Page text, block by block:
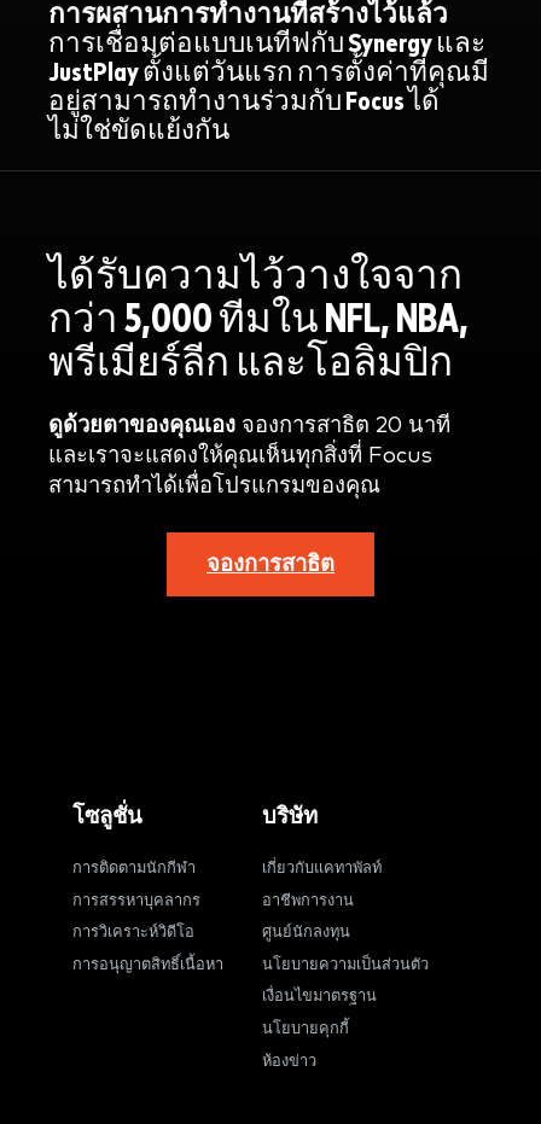
การผสานการทำงานที่สร้างไว้แล้ว
การเชื่อมต่อแบบเนทีฟกับ Synergy และ
JustPlay ตั้งแต่วันแรก การตั้งค่าที่คุณมี
อยู่สามารถทำงานร่วมกับ Focus ได้
ไม่ใช่ขัดแย้งกัน
ได้รับความไว้วางใจจาก
กว่า 5,000 ทีมใน NFL, NBA,
พรีเมียร์ลีก และโอลิมปิก
ดูด้วยตาของคุณเอง จองการสาธิต 20 นาที
และเราจะแสดงให้คุณเห็นทุกสิ่งที่ Focus
สามารถทำได้เพื่อโปรแกรมของคุณ
จองการสาธิต
โซลูชั่น
การติดตามนักกีฬา
การสรรหาบุคลากร
การวิเคราะห์วิดีโอ
การอนุญาตสิทธิ์เนื้อหา
บริษัท
เกี่ยวกับแคทาพัลท์
อาชีพการงาน
ศูนย์นักลงทุน
นโยบายความเป็นส่วนตัว
เงื่อนไขมาตรฐาน
นโยบายคุกกี้
ห้องข่าว